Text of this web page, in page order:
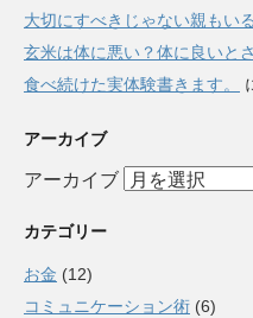
大切にすべきじゃない親もいる
玄米は体に悪い？体に良いと
食べ続けた実体験書きます。
アーカイブ
アーカイブ
カテゴリー
お金 (12)
コミュニケーション術 (6)